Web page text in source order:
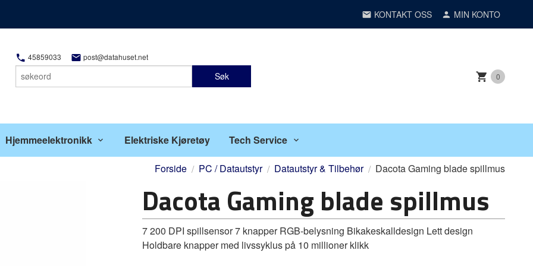
KONTAKT OSS MIN KONTO
45859033 post@datahuset.net
Søk 0
Hjemmeelektronikk Elektriske Kjøretøy Tech Service
Forside PC / Datautstyr Datautstyr & Tilbehør Dacota Gaming blade spillmus
Dacota Gaming blade spillmus
7 200 DPI spillsensor 7 knapper RGB-belysning Bikakeskalldesign Lett design
Holdbare knapper med livssyklus på 10 millioner klikk